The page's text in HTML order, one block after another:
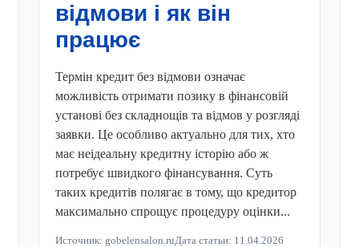
відмови і як він
працює
Термін кредит без відмови означає
можливість отримати позику в фінансовій
установі без складнощів та відмов у розгляді
заявки. Це особливо актуально для тих, хто
має неідеальну кредитну історію або ж
потребує швидкого фінансування. Суть
таких кредитів полягає в тому, що кредитор
максимально спрощує процедуру оцінки...
Источник: gobelensalon.ruДата статьи: 11.04.2026